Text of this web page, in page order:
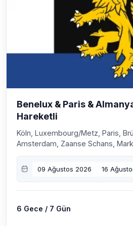
Benelux & Paris &
Hareketli
Köln, Luxembourg/Metz, Paris,
Amsterdam, Zaanse Schans,
09 Ağustos 2026 16
6 Gece / 7 Gün